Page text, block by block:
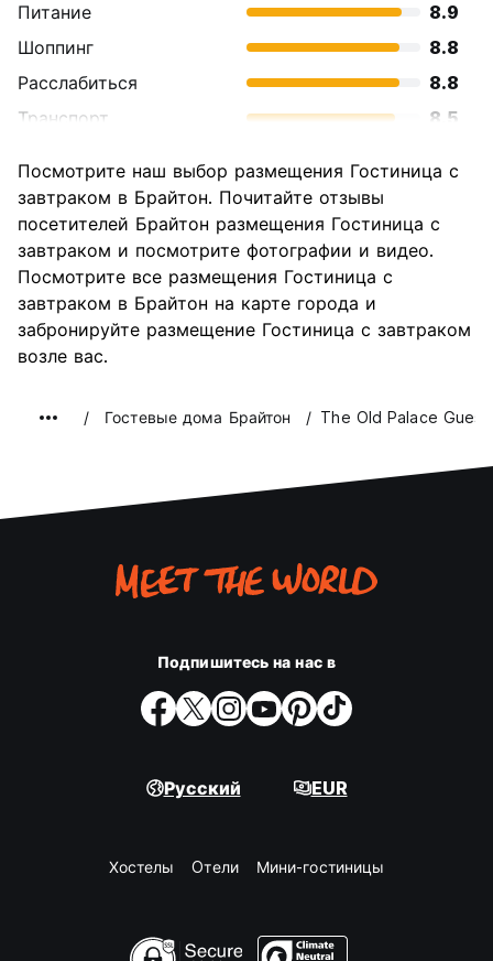
Питание
8.9
Шоппинг
8.8
Расслабиться
8.8
Транспорт
8.5
достопримечательностей
8.4
Культура
8.5
Ночная жизнь
8.9
Соотношение цены и
качества
Посмотрите наш выбор размещения Гостиница с
завтраком в Брайтон. Почитайте отзывы
посетителей Брайтон размещения Гостиница с
завтраком и посмотрите фотографии и видео.
Посмотрите все размещения Гостиница с
завтраком в Брайтон на карте города и
забронируйте размещение Гостиница с завтраком
возле вас.
Гостевые дома Брайтон The Old Palace
Подпишитесь на нас в
Русский EUR
Хостелы Oтели Мини-гостиницы